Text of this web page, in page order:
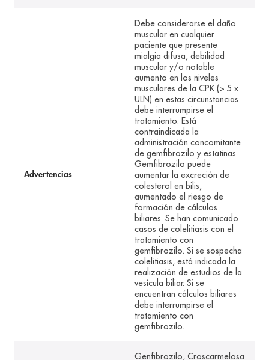
Advertencias
Debe considerarse el daño
muscular en cualquier
paciente que presente
mialgia difusa, debilidad
muscular y/o notable
aumento en los niveles
musculares de la CPK (> 5 x
ULN) en estas circunstancias
debe interrumpirse el
tratamiento. Está
contraindicada la
administración concomitante
de gemfibrozilo y estatinas.
Gemfibrozilo puede
aumentar la excreción de
colesterol en bilis,
aumentado el riesgo de
formación de cálculos
biliares. Se han comunicado
casos de colelitiasis con el
tratamiento con
gemfibrozilo. Si se sospecha
colelitiasis, está indicada la
realización de estudios de la
vesícula biliar. Si se
encuentran cálculos biliares
debe interrumpirse el
tratamiento con
gemfibrozilo.
Genfibrozilo, Croscarmelosa